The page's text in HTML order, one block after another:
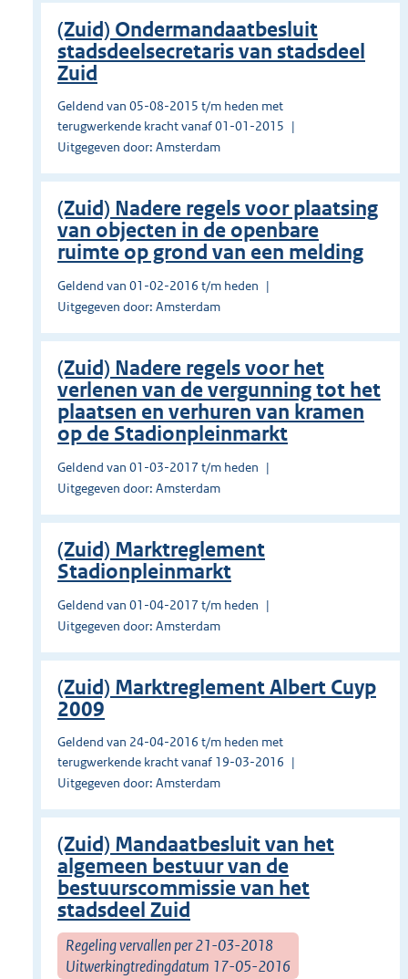
(Zuid) Ondermandaatbesluit
stadsdeelsecretaris van stadsdeel
Zuid
Geldend van 05-08-2015 t/m heden met
terugwerkende kracht vanaf 01-01-2015
Uitgegeven door: Amsterdam
(Zuid) Nadere regels voor plaatsing
van objecten in de openbare
ruimte op grond van een melding
Geldend van 01-02-2016 t/m heden
Uitgegeven door: Amsterdam
(Zuid) Nadere regels voor het
verlenen van de vergunning tot het
plaatsen en verhuren van kramen
op de Stadionpleinmarkt
Geldend van 01-03-2017 t/m heden
Uitgegeven door: Amsterdam
(Zuid) Marktreglement
Stadionpleinmarkt
Geldend van 01-04-2017 t/m heden
Uitgegeven door: Amsterdam
(Zuid) Marktreglement Albert Cuyp
2009
Geldend van 24-04-2016 t/m heden met
terugwerkende kracht vanaf 19-03-2016
Uitgegeven door: Amsterdam
(Zuid) Mandaatbesluit van het
algemeen bestuur van de
bestuurscommissie van het
stadsdeel Zuid
Regeling vervallen per 21-03-2018
Uitwerkingtredingdatum 17-05-2016